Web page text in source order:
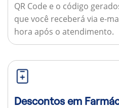
QR Code e o código
que você receberá via e-
hora após o atendimento.
Descontos em